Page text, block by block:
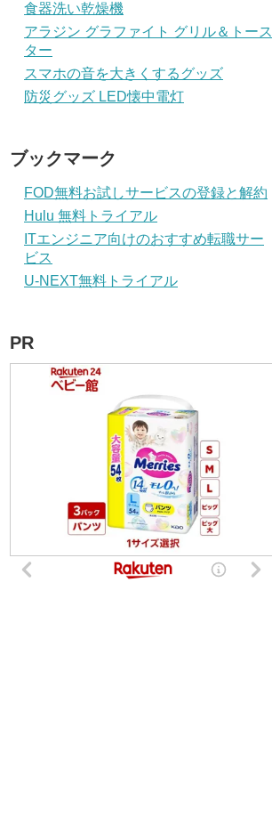
食器洗い乾燥機
アラジン グラファイト グリル＆トース
ター
スマホの音を大きくするグッズ
防災グッズ LED懐中電灯
ブックマーク
FOD無料お試しサービスの登録と解約
Hulu 無料トライアル
ITエンジニア向けのおすすめ転職サー
ビス
U-NEXT無料トライアル
PR